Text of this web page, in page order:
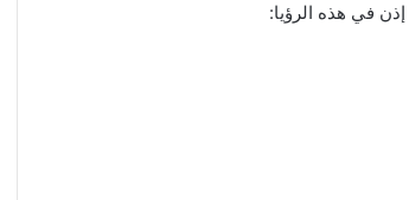
في هذه الرؤيا: